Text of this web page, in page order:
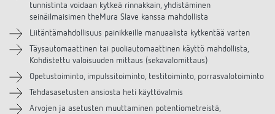
Lisätarvikkeet
tunnistinta voidaan kytkeä rinnakkain, yhdistäminen
seinäilmaisimen theMura Slave kanssa mahdollista
Liitäntämahdollisuus painikkeille manuaalista kytkentää varten
Täysautomaattinen tai puoliautomaattinen käyttö mahdollista,
Kohdistettu valoisuuden mittaus (sekavalomittaus)
Opetustoiminto, impulssitoiminto, testitoiminto, porrasvalotoiminto
Tehdasasetusten ansiosta heti käyttövalmis
Arvojen ja asetusten muuttaminen potentiometreistä,